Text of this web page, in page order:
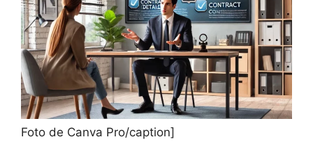
Foto de Canva Pro/caption]